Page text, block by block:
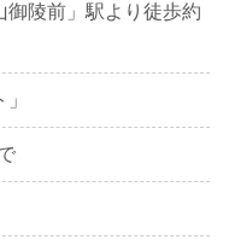
御陵前」駅より徒歩約